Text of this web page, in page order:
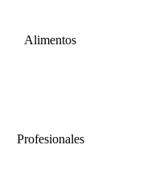
Alimentos
Profesionales